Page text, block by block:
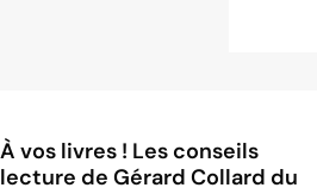
À vos livres ! Les conseils
lecture de Gérard Collard du